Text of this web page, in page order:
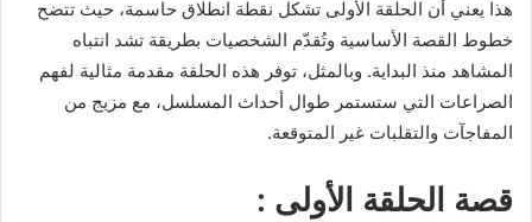
هذا يعني أن الحلقة الأولى تشكل نقطة انطلاق حاسمة، حيث تتضح
خطوط القصة الأساسية وتُقدّم الشخصيات بطريقة تشد انتباه
المشاهد منذ البداية. وبالمثل، توفر هذه الحلقة مقدمة مثالية لفهم
الصراعات التي ستستمر طوال أحداث المسلسل، مع مزيج من
المفاجآت والتقلبات غير المتوقعة.
قصة الحلقة الأولى :